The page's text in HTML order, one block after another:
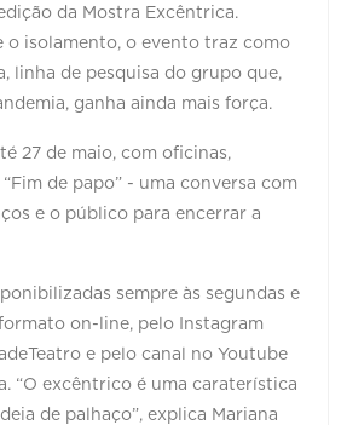
da Mostra Excêntrica.
o isolamento, o evento traz como
linha de pesquisa do grupo que,
ganha ainda mais força.
27 de maio, com oficinas,
de papo” - uma conversa com
e o público para encerrar a
sempre às segundas e
on-line, pelo Instagram
e pelo canal no Youtube
“O excêntrico é uma caraterística
de palhaço”, explica Mariana